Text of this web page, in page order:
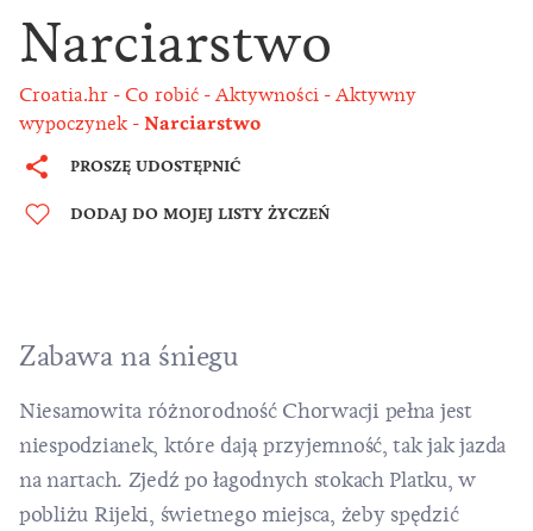
Narciarstwo
Croatia.hr Co robić Aktywności
Aktywny
wypoczynek
Narciarstwo
PROSZĘ UDOSTĘPNIĆ
DODAJ DO MOJEJ LISTY ŻYCZEŃ
Zabawa na śniegu
Niesamowita różnorodność Chorwacji pełna jest
niespodzianek, które dają przyjemność, tak jak jazda
na nartach. Zjedź po łagodnych stokach Platku, w
pobliżu Rijeki, świetnego miejsca, żeby spędzić